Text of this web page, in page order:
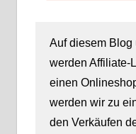
Auf diesem Blog
werden Affiliate-
einen
werden wir zu
den Verkäufen